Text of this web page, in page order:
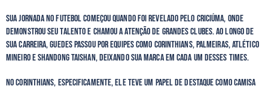
Sua jornada no futebol começou quando foi revelado pelo Criciúma, onde
demonstrou seu talento e chamou a atenção de grandes clubes. Ao longo de
sua carreira, Guedes passou por equipes como Corinthians, Palmeiras, Atlético
Mineiro e Shandong Taishan, deixando sua marca em cada um desses times.
No Corinthians, especificamente, ele teve um papel de destaque como camisa